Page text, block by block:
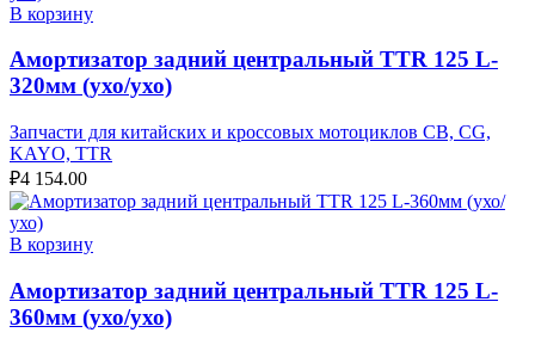
В корзину
Амортизатор задний центральный TTR 125 L-
320мм (ухо/ухо)
Запчасти для китайских и кроссовых мотоциклов CB, CG,
KAYO, TTR
₽4 154.00
В корзину
Амортизатор задний центральный TTR 125 L-
360мм (ухо/ухо)